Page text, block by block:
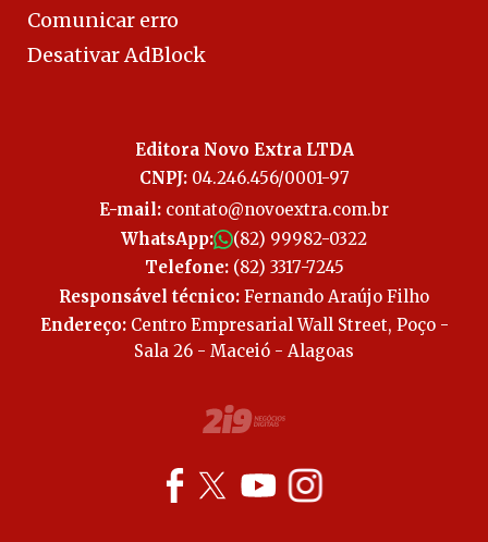
Comunicar erro
Desativar AdBlock
Editora Novo Extra LTDA
CNPJ:04.246.456/0001-97
E-mail: contato@novoextra.com.br
WhatsApp:
(82) 99982-0322
Telefone:(82) 3317-7245
Responsável técnico: Fernando Araújo Filho
Endereço:Centro Empresarial Wall Street, Poço -
Sala 26 - Maceió - Alagoas